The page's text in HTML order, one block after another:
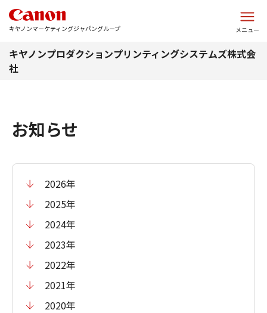
キヤノンマーケティングジャパングループ メニュー
キヤノンプロダクションプリンティングシステムズ株式会
社
お知らせ
2026年
2025年
2024年
2023年
2022年
2021年
2020年